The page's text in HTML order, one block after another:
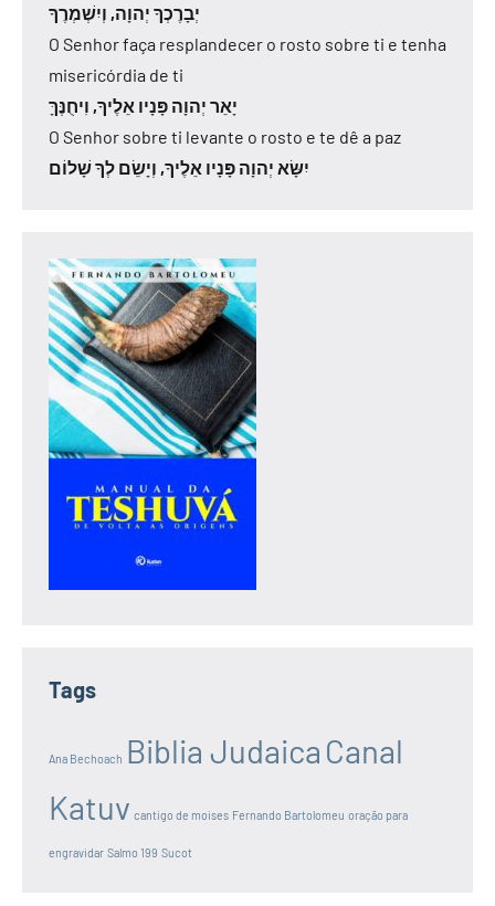
יְבָרֶכְךָ יְהוָה, וְיִשְׁמְרֶךָ
O Senhor faça resplandecer o rosto sobre ti e tenha
misericórdia de ti
יָאֵר יְהוָה פָּנָיו אֵלֶיךָ, וִיחֻנֶּךָּ
O Senhor sobre ti levante o rosto e te dê a paz
יִשָּׂא יְהוָה פָּנָיו אֵלֶיךָ, וְיָשֵׂם לְךָ שָׁלוֹם
Tags
Ana Bechoach Biblia Judaica Canal
Katuv cantigo de moises Fernando Bartolomeu oração para
engravidar Salmo 199 Sucot